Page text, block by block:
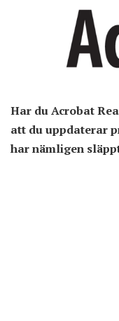
Har du Acrobat
att du uppdaterar
har nämligen